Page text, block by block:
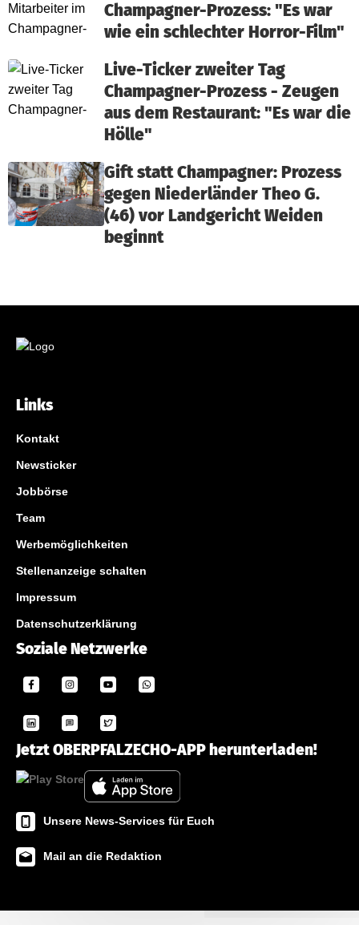
Champagner-Prozess: "Es war
wie ein schlechter Horror-Film"
Live-Ticker zweiter Tag
Champagner-Prozess - Zeugen
aus dem Restaurant: "Es war die
Hölle"
Gift statt Champagner: Prozess
gegen Niederländer Theo G.
(46) vor Landgericht Weiden
beginnt
Links
Kontakt
Newsticker
Jobbörse
Team
Werbemöglichkeiten
Stellenanzeige schalten
Impressum
Datenschutzerklärung
Soziale Netzwerke
Jetzt OBERPFALZECHO-APP herunterladen!
Unsere News-Services für Euch
Mail an die Redaktion